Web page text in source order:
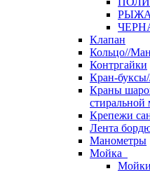
Клапан
Кольцо//
Контргайки
Кран-
Краны
Крепежи
Лента
Манометры
Мойка
Мойки